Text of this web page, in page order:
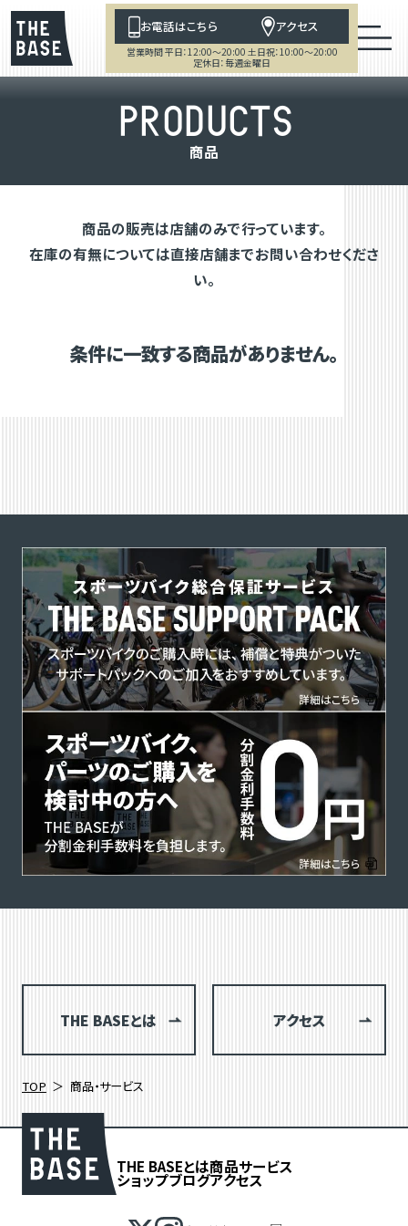
お電話はこちら アクセス
営業時間 平日：12:00～20:00 土日祝：10:00～20:00
定休日：毎週金曜日
PRODUCTS
商品
商品の販売は店舗のみで行っています。
在庫の有無については直接店舗までお問い合わせくださ
い。
条件に一致する商品がありません。
THE BASEとは アクセス
TOP 商品・サービス
THE BASEとは商品サービス
ショップブログアクセス